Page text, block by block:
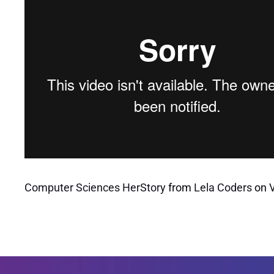
Computer Sciences HerStoryfrom Lela Coderson